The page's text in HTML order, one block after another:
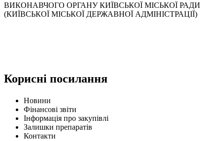
ВИКОНАВЧОГО ОРГАНУ КИЇВСЬКОЇ МІСЬКОЇ РАДИ
(КИЇВСЬКОЇ МІСЬКОЇ ДЕРЖАВНОЇ АДМІНІСТРАЦІЇ)
Корисні посилання
Новини
Фінансові звіти
Інформація про закупівлі
Залишки препаратів
Контакти